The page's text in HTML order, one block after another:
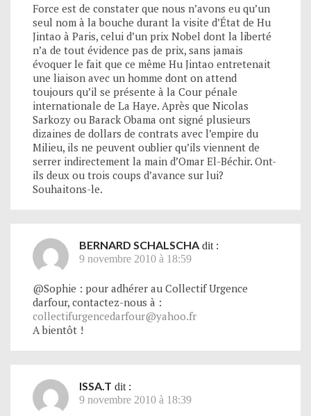
Force est de constater que nous n’avons eu qu’un
seul nom à la bouche durant la visite d’État de Hu
Jintao à Paris, celui d’un prix Nobel dont la liberté
n’a de tout évidence pas de prix, sans jamais
évoquer le fait que ce même Hu Jintao entretenait
une liaison avec un homme dont on attend
toujours qu’il se présente à la Cour pénale
internationale de La Haye. Après que Nicolas
Sarkozy ou Barack Obama ont signé plusieurs
dizaines de dollars de contrats avec l’empire du
Milieu, ils ne peuvent oublier qu’ils viennent de
serrer indirectement la main d’Omar El-Béchir. Ont-
ils deux ou trois coups d’avance sur lui?
Souhaitons-le.
BERNARD SCHALSCHA dit :
9 novembre 2010 à 18:59
@Sophie : pour adhérer au Collectif Urgence
darfour, contactez-nous à :
collectifurgencedarfour@yahoo.fr
A bientôt !
ISSA.T dit :
9 novembre 2010 à 18:39